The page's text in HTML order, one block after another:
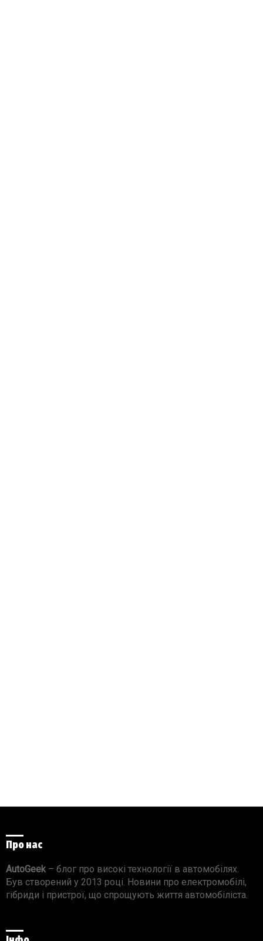
Про нас
AutoGeek– блог про високі технології в автомобілях.
Був створений у 2013 році. Новини про електромобілі,
гібриди і пристрої, що спрощують життя автомобіліста.